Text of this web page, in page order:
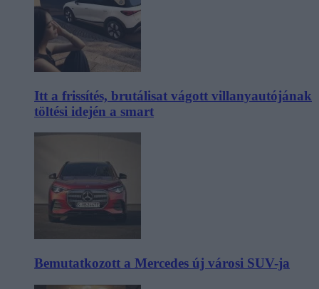
Itt a frissítés, brutálisat vágott villanyautójának
töltési idején a smart
Bemutatkozott a Mercedes új városi SUV-ja